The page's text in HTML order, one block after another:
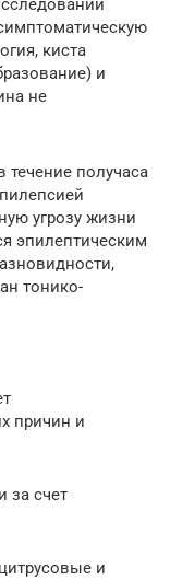
киста
и
не
получаса
угрозу жизни
эпилептическим
тонико-
причин и
за счет
и